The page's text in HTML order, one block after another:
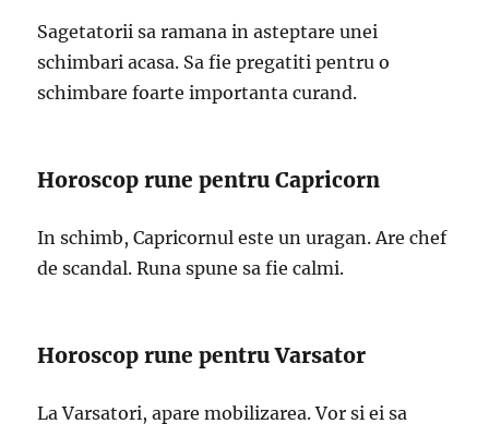
Sagetatorii sa ramana in asteptare unei
schimbari acasa. Sa fie pregatiti pentru o
schimbare foarte importanta curand.
Horoscop rune pentru Capricorn
In schimb, Capricornul este un uragan. Are chef
de scandal. Runa spune sa fie calmi.
Horoscop rune pentru Varsator
La Varsatori, apare mobilizarea. Vor si ei sa